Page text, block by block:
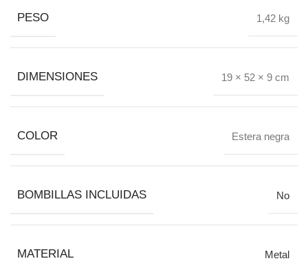
PESO 1,42 kg
DIMENSIONES 19 × 52 × 9 cm
COLOR Estera negra
BOMBILLAS INCLUIDAS No
MATERIAL Metal